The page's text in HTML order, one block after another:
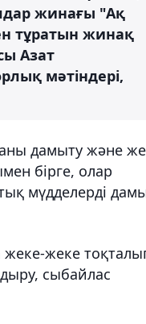
жинағы "Ақ
тұратын жинақ
Азат
мәтіндері,
дамыту және
бірге, олар
мүдделерді
жеке-жеке
сыбайлас